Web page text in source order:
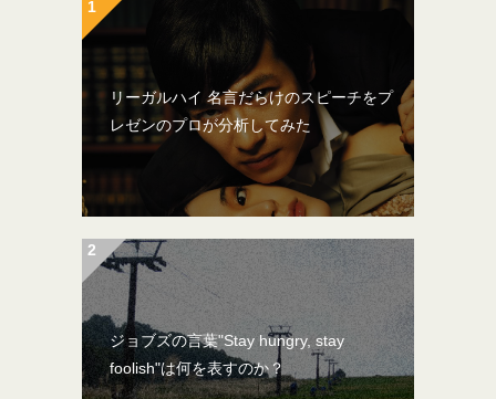
リーガルハイ 名言だらけのスピーチをプ
レゼンのプロが分析してみた
ジョブズの言葉"Stay hungry, stay
foolish"は何を表すのか？